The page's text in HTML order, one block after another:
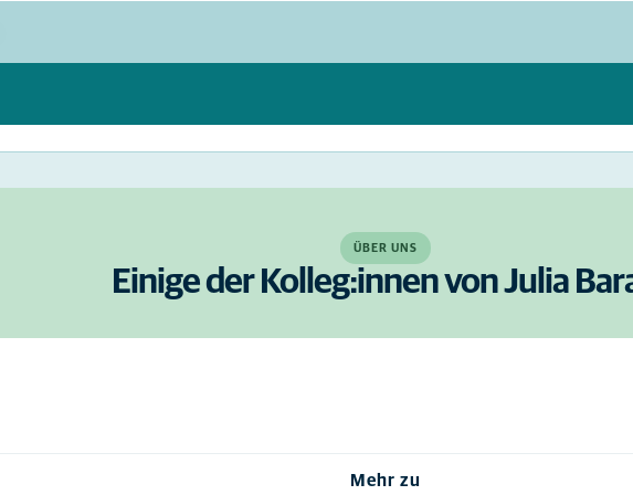
ÜBER UNS
Einige der Kolleg:innen von Julia
Mehr zu